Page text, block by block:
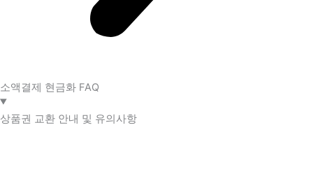
소액결제 현금화 FAQ​
상품권 교환 안내 및 유의사항